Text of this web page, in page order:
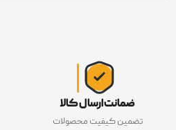
ضمانت ارسال کالا
تضمین کیفیت محصولات